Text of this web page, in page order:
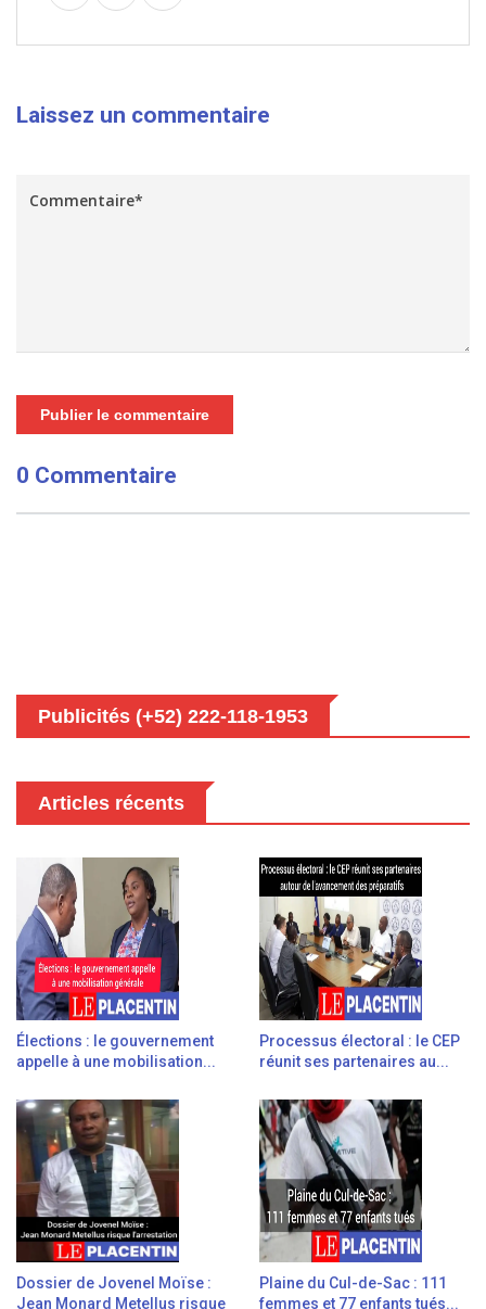
Laissez un commentaire
Publier le commentaire
0 Commentaire
Publicités (+52) 222-118-1953
Articles récents
Élections : le gouvernement
appelle à une mobilisation...
Processus électoral : le CEP
réunit ses partenaires au...
Dossier de Jovenel Moïse :
Jean Monard Metellus risque
Plaine du Cul-de-Sac : 111
femmes et 77 enfants tués...